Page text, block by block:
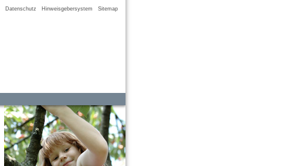
Datenschutz Hinweisgebersystem Sitemap